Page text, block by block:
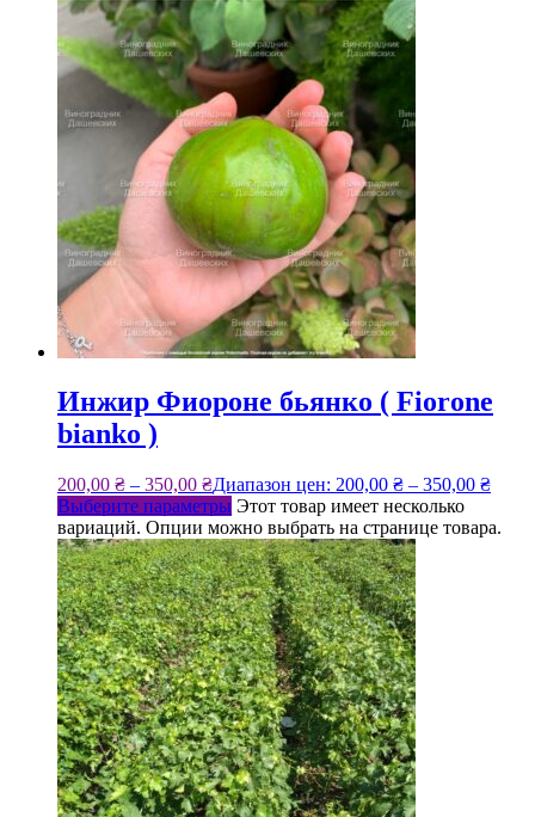
Инжир Фиороне бьянко ( Fiorone
bianko )
200,00 ₴ – 350,00 ₴Диапазон цен: 200,00 ₴ – 350,00 ₴
Выберите параметры Этот товар имеет несколько
вариаций. Опции можно выбрать на странице товара.